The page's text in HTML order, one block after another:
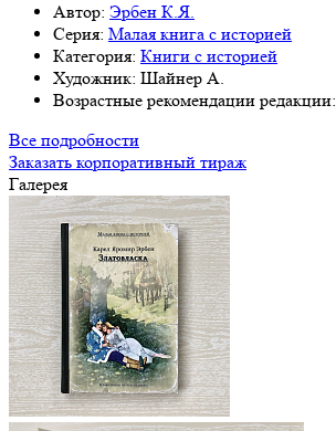
Автор: Эрбен К.Я.
Серия: Малая книга с историей
Категория: Книги с историей
Художник: Шайнер А.
Возрастные рекомендации редакции:
Все подробности
Заказать корпоративный тираж
Галерея